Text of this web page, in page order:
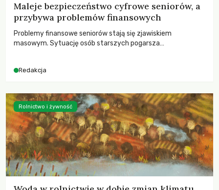
Maleje bezpieczeństwo cyfrowe seniorów, a
przybywa problemów finansowych
Problemy finansowe seniorów stają się zjawiskiem
masowym. Sytuację osób starszych pogarsza
Redakcja
Rolnictwo i żywność